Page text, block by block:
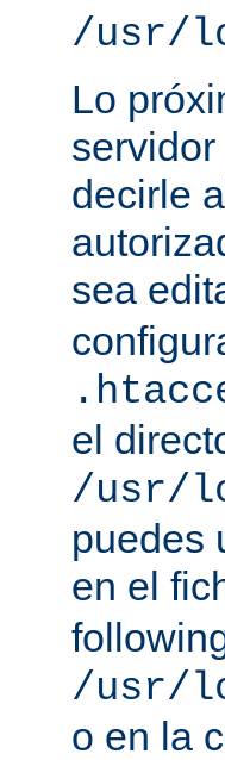
/usr/
Lo
decirle
sea
el
/usr/
puedes
en el
/usr/
o en la